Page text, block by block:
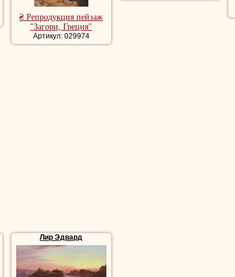
₴ Репродукция пейзаж
"Загори, Греция"
Артикул: 029974
Лир Эдвард